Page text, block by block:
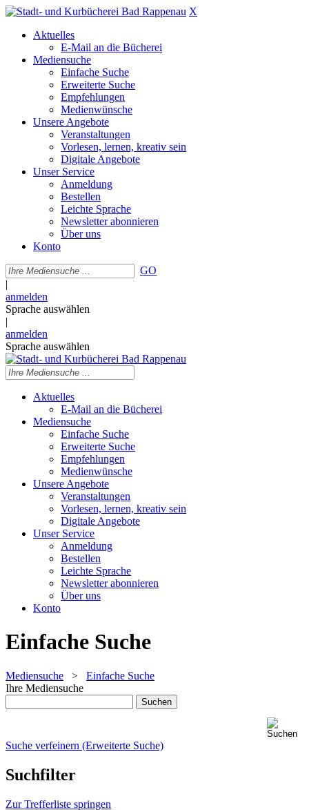
X
Aktuelles
E-Mail an die Bücherei
Mediensuche
Einfache Suche
Erweiterte Suche
Empfehlungen
Medienwünsche
Unsere Angebote
Veranstaltungen
Vorlesen, lernen, kreativ sein
Digitale Angebote
Unser Service
Anmeldung
Bestellen
Leichte Sprache
Newsletter abonnieren
Über uns
Konto
GO
|
anmelden
Sprache auswählen
|
anmelden
Sprache auswählen
Aktuelles
E-Mail an die Bücherei
Mediensuche
Einfache Suche
Erweiterte Suche
Empfehlungen
Medienwünsche
Unsere Angebote
Veranstaltungen
Vorlesen, lernen, kreativ sein
Digitale Angebote
Unser Service
Anmeldung
Bestellen
Leichte Sprache
Newsletter abonnieren
Über uns
Konto
Einfache Suche
Mediensuche > Einfache Suche
Ihre Mediensuche
Suche verfeinern (Erweiterte Suche)
Suchfilter
Zur Trefferliste springen